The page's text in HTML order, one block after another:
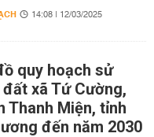
14:08 | 12/03/2025
quy hoạch sử
xã Tứ Cường,
Thanh Miện, tỉnh
đến năm 2030